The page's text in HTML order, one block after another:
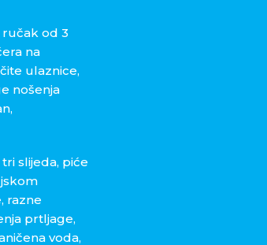
od 3
na
ulaznice,
nošenja
slijeda, piće
razne
prtljage,
voda,